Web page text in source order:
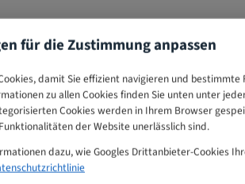
für die Zustimmung anpassen
damit Sie effizient navigieren und bestimmte
zu allen Cookies finden Sie unten unter
Cookies werden in Ihrem Browser
der Website unerlässlich sind.
dazu, wie Googles Drittanbieter-Cookies